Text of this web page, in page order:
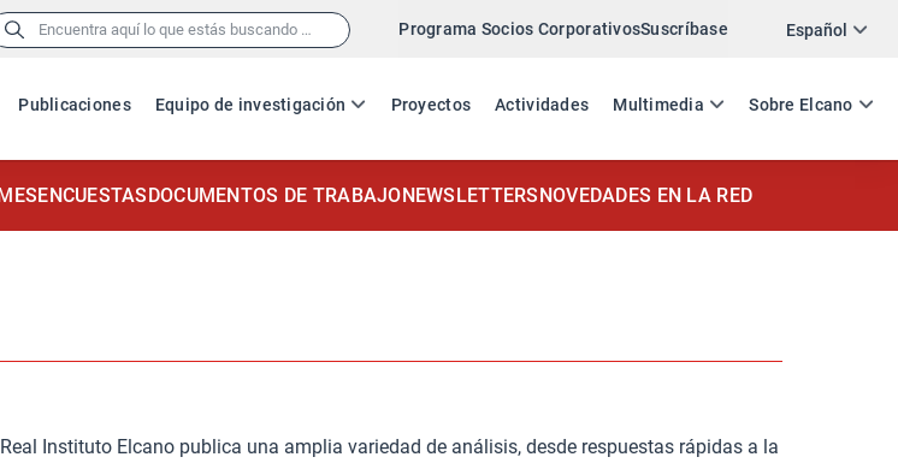
Programa Socios CorporativosSuscríbase Español
ES EN
Publicaciones Equipo de investigación Proyectos Actividades Multimedia Sobre Elcano
ENCUESTASDOCUMENTOS DE TRABAJONEWSLETTERSNOVEDADES EN LA RED
Instituto Elcano publica una amplia variedad de análisis, desde respuestas rápidas a la